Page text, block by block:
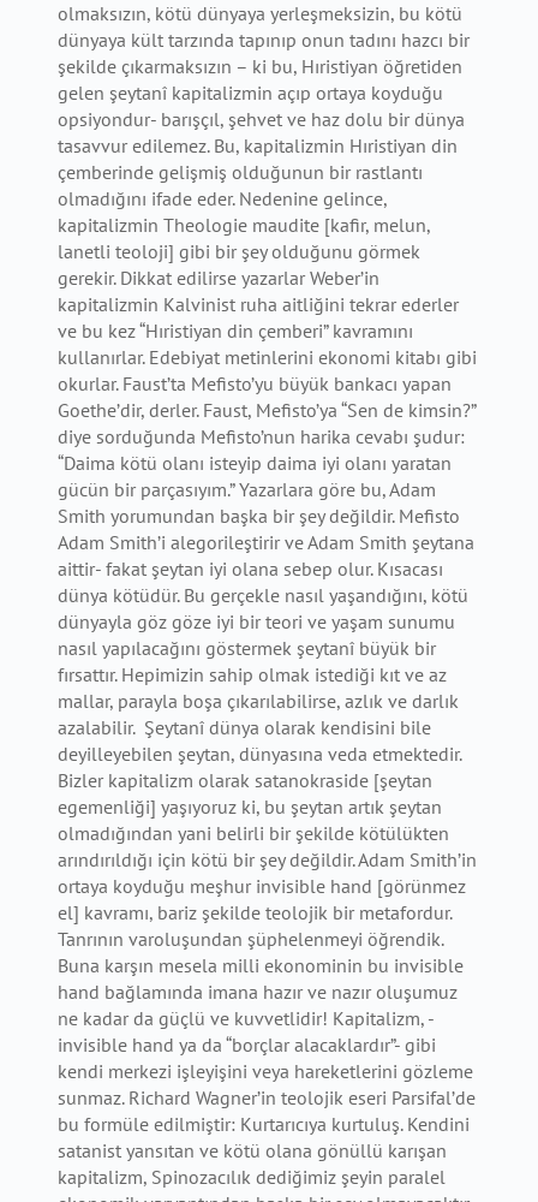
olmaksızın, kötü dünyaya yerleşmeksizin, bu kötü
dünyaya kült tarzında tapınıp onun tadını hazcı bir
şekilde çıkarmaksızın – ki bu, Hıristiyan öğretiden
gelen şeytanî kapitalizmin açıp ortaya koyduğu
opsiyondur- barışçıl, şehvet ve haz dolu bir dünya
tasavvur edilemez. Bu, kapitalizmin Hıristiyan din
çemberinde gelişmiş olduğunun bir rastlantı
olmadığını ifade eder. Nedenine gelince,
kapitalizmin Theologie maudite [kafir, melun,
lanetli teoloji] gibi bir şey olduğunu görmek
gerekir. Dikkat edilirse yazarlar Weber’in
kapitalizmin Kalvinist ruha aitliğini tekrar ederler
ve bu kez “Hıristiyan din çemberi” kavramını
kullanırlar. Edebiyat metinlerini ekonomi kitabı gibi
okurlar. Faust’ta Mefisto’yu büyük bankacı yapan
Goethe’dir, derler. Faust, Mefisto’ya “Sen de kimsin?”
diye sorduğunda Mefisto’nun harika cevabı şudur:
“Daima kötü olanı isteyip daima iyi olanı yaratan
gücün bir parçasıyım.” Yazarlara göre bu, Adam
Smith yorumundan başka bir şey değildir. Mefisto
Adam Smith’i alegorileştirir ve Adam Smith şeytana
aittir- fakat şeytan iyi olana sebep olur. Kısacası
dünya kötüdür. Bu gerçekle nasıl yaşandığını, kötü
dünyayla göz göze iyi bir teori ve yaşam sunumu
nasıl yapılacağını göstermek şeytanî büyük bir
fırsattır. Hepimizin sahip olmak istediği kıt ve az
mallar, parayla boşa çıkarılabilirse, azlık ve darlık
azalabilir. Şeytanî dünya olarak kendisini bile
deyilleyebilen şeytan, dünyasına veda etmektedir.
Bizler kapitalizm olarak satanokraside [şeytan
egemenliği] yaşıyoruz ki, bu şeytan artık şeytan
olmadığından yani belirli bir şekilde kötülükten
arındırıldığı için kötü bir şey değildir. Adam Smith’in
ortaya koyduğu meşhur invisible hand [görünmez
el] kavramı, bariz şekilde teolojik bir metafordur.
Tanrının varoluşundan şüphelenmeyi öğrendik.
Buna karşın mesela milli ekonominin bu invisible
hand bağlamında imana hazır ve nazır oluşumuz
ne kadar da güçlü ve kuvvetlidir! Kapitalizm, -
invisible hand ya da “borçlar alacaklardır”- gibi
kendi merkezi işleyişini veya hareketlerini gözleme
sunmaz. Richard Wagner’in teolojik eseri Parsifal’de
bu formüle edilmiştir: Kurtarıcıya kurtuluş. Kendini
satanist yansıtan ve kötü olana gönüllü karışan
kapitalizm, Spinozacılık dediğimiz şeyin paralel